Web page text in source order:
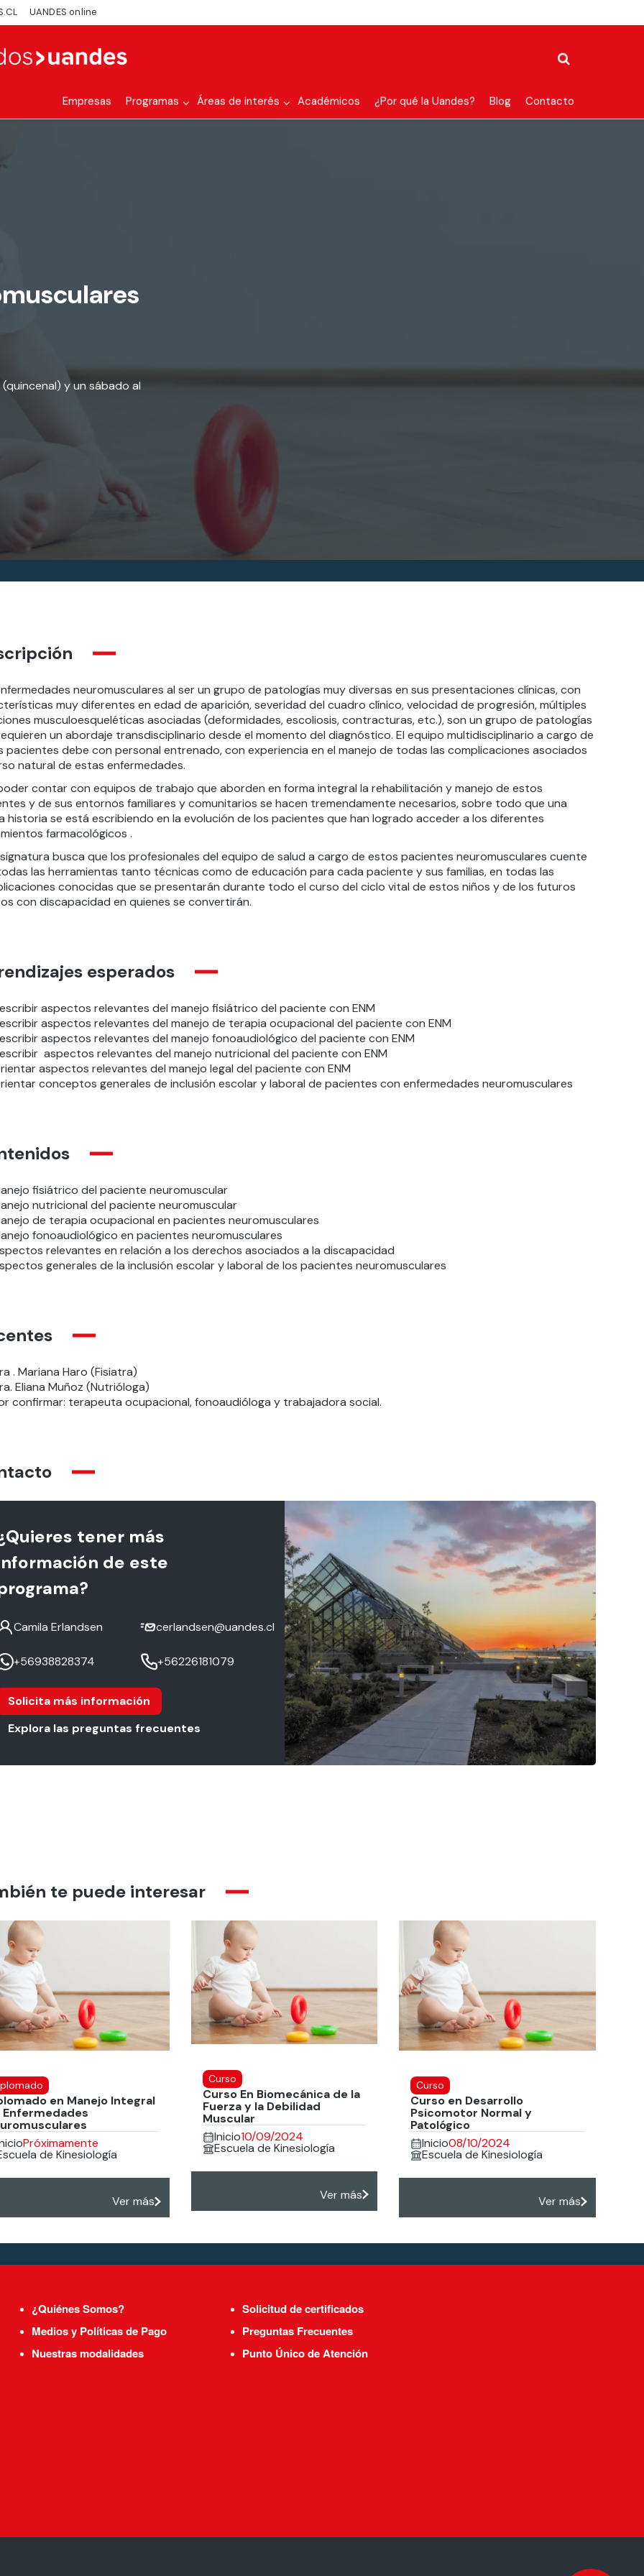
UANDES online
Empresas Programas Áreas de interés Académicos ¿Por qué la Uandes? Blog Contacto
y un sábado al
neuromusculares al ser un grupo de patologías muy diversas en sus presentaciones clínicas, con
muy diferentes en edad de aparición, severidad del cuadro clínico, velocidad de progresión, múltiples
musculoesqueléticas asociadas (deformidades, escoliosis, contracturas, etc.), son un grupo de patologías
un abordaje transdisciplinario desde el momento del diagnóstico. El equipo multidisciplinario a cargo de
pacientes debe con personal entrenado, con experiencia en el manejo de todas las complicaciones asociados
natural de estas enfermedades.
contar con equipos de trabajo que aborden en forma integral la rehabilitación y manejo de estos
y de sus entornos familiares y comunitarios se hacen tremendamente necesarios, sobre todo que una
historia se está escribiendo en la evolución de los pacientes que han logrado acceder a los diferentes
farmacológicos .
busca que los profesionales del equipo de salud a cargo de estos pacientes neuromusculares cuente
las herramientas tanto técnicas como de educación para cada paciente y sus familias, en todas las
conocidas que se presentarán durante todo el curso del ciclo vital de estos niños y de los futuros
con discapacidad en quienes se convertirán.
esperados
aspectos relevantes del manejo fisiátrico del paciente con ENM
aspectos relevantes del manejo de terapia ocupacional del paciente con ENM
aspectos relevantes del manejo fonoaudiológico del paciente con ENM
aspectos relevantes del manejo nutricional del paciente con ENM
aspectos relevantes del manejo legal del paciente con ENM
conceptos generales de inclusión escolar y laboral de pacientes con enfermedades neuromusculares
fisiátrico del paciente neuromuscular
nutricional del paciente neuromuscular
de terapia ocupacional en pacientes neuromusculares
fonoaudiológico en pacientes neuromusculares
relevantes en relación a los derechos asociados a la discapacidad
generales de la inclusión escolar y laboral de los pacientes neuromusculares
. Mariana Haro (Fisiatra)
Eliana Muñoz (Nutrióloga)
confirmar: terapeuta ocupacional, fonoaudióloga y trabajadora social.
tener más
de este
Camila Erlandsen cerlandsen@uandes.cl
+56938828374 +56226181079
Solicita más información
Explora las preguntas frecuentes
te puede interesar
en Manejo Integral
Enfermedades
Próximamente
de Kinesiología
Ver más
Curso
Curso En Biomecánica de la
Fuerza y la Debilidad
Muscular
Inicio10/09/2024
Escuela de Kinesiología
Ver más
Curso
Curso en Desarrollo
Psicomotor Normal y
Patológico
Inicio08/10/2024
Escuela de Kinesiología
Ver más
¿Quiénes Somos?
Medios y Políticas de Pago
Nuestras modalidades
Solicitud de certificados
Preguntas Frecuentes
Punto Único de Atención